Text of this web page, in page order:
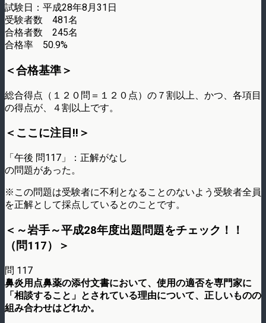
試験日：平成28年8月31日
受験者数 481名
合格者数 245名
合格率 50.9%
＜合格基準＞
総合得点（１２０問＝１２０点）の７割以上、かつ、各項目
の得点が、４割以上です。
＜ここに注目!!＞
「午後 問117」：正解がなし
の問題があった。
※この問題は受験者に不利となることのないよう受験者全員
を正解として採点しているとのことです。
＜～岩手～平成28年度出題問題をチェック！！
（問117）＞
問 117
鼻炎用点鼻薬の添付文書において、使用の適否を専門家に
「相談すること」とされている理由について、正しいものの
組み合わせはどれか。